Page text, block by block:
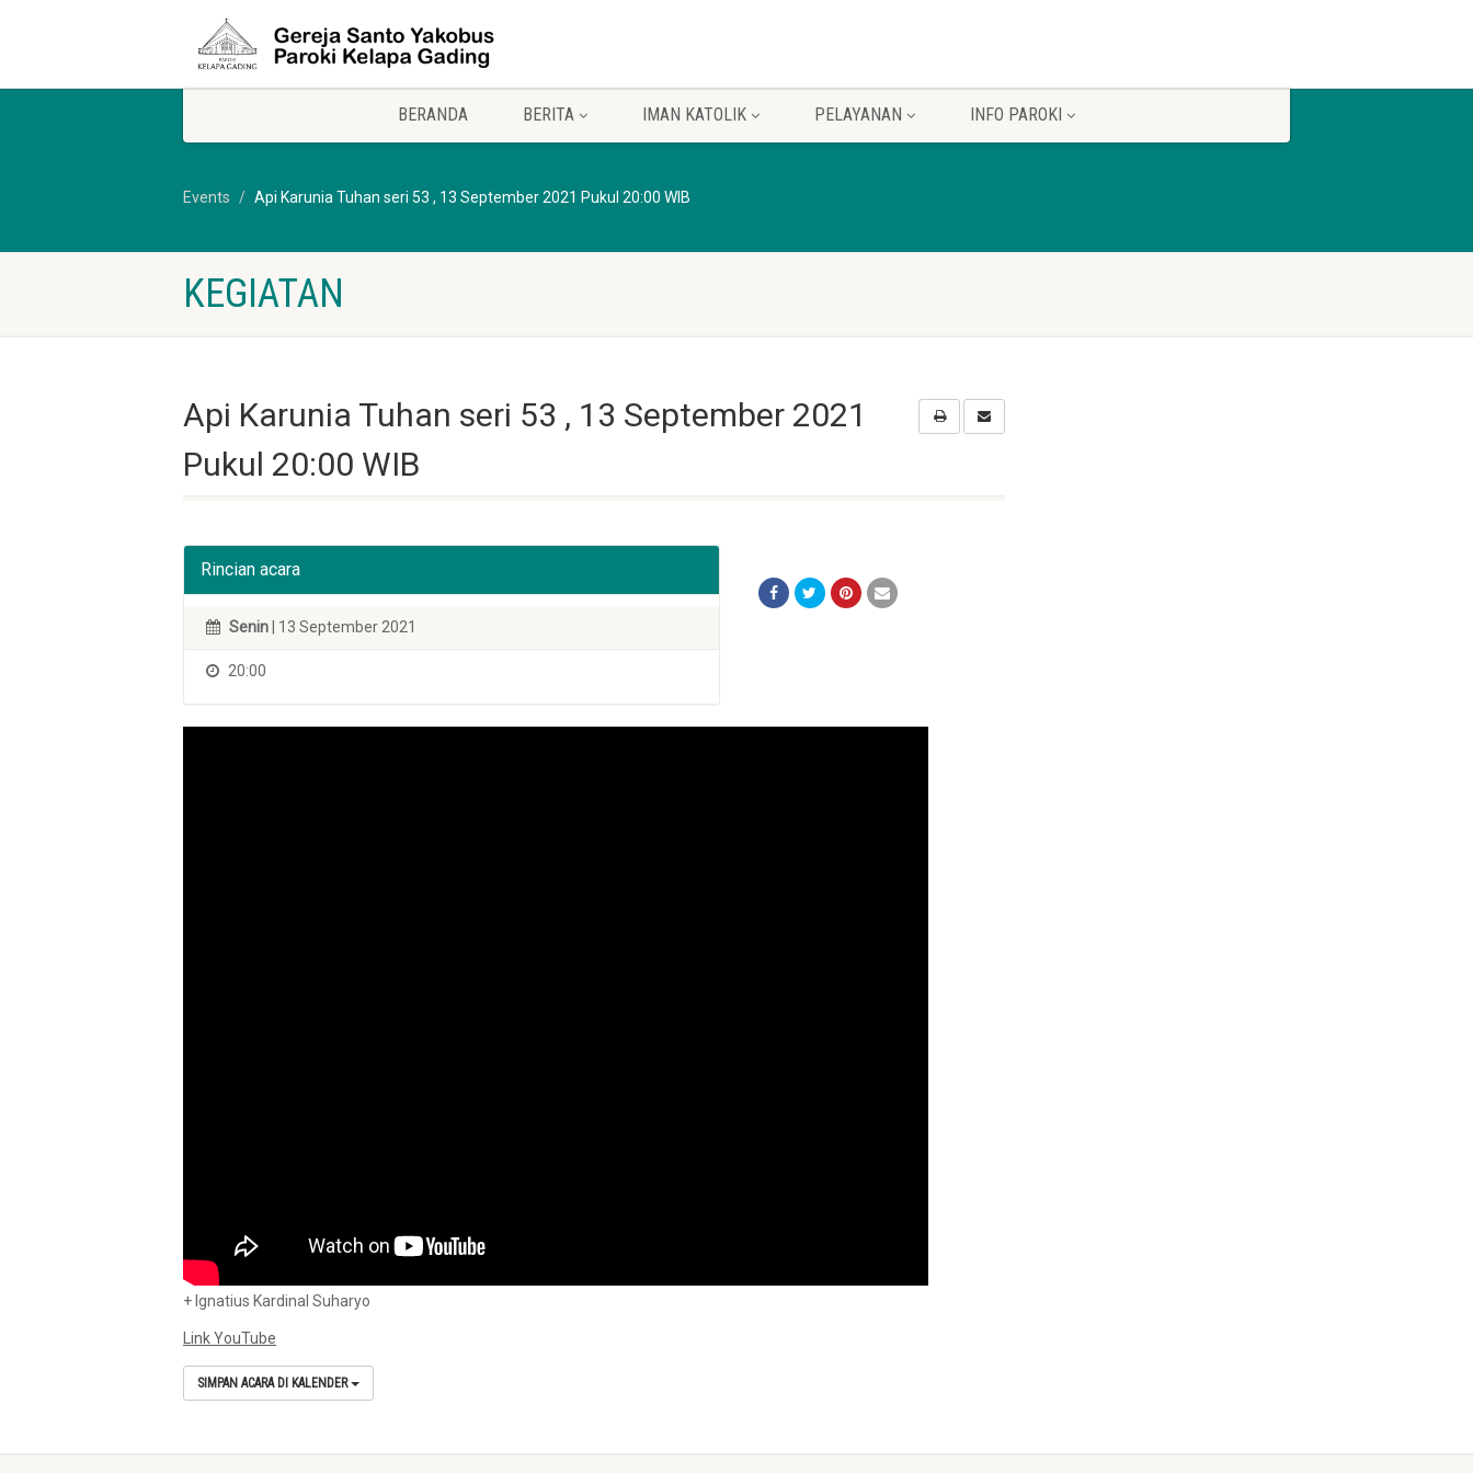
BERANDA BERITA IMAN KATOLIK PELAYANAN INFO PAROKI
Events Api Karunia Tuhan seri 53 , 13 September 2021 Pukul 20:00 WIB
KEGIATAN
Api Karunia Tuhan seri 53 , 13 September 2021
Pukul 20:00 WIB
Rincian acara
Senin | 13 September 2021
20:00
+ Ignatius Kardinal Suharyo
Link YouTube
SIMPAN ACARA DI KALENDER